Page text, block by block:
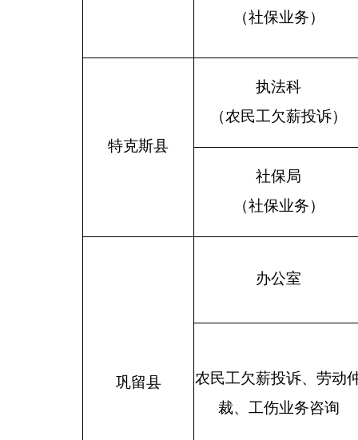
（社保业务）
特克斯县
执法科
（农民工欠薪投诉）
社保局
（社保业务）
巩留县
办公室
农民工欠薪投诉、劳动
裁、工伤业务咨询